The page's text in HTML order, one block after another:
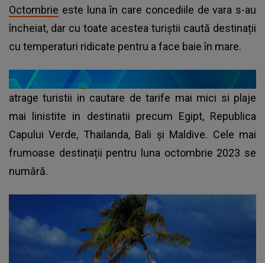
Octombrie este luna în care concediile de vara s-au
încheiat, dar cu toate acestea turiștii caută destinații
cu temperaturi ridicate pentru a face baie în mare.
atrage turistii in cautare de tarife mai mici si plaje
mai linistite in destinatii precum Egipt, Republica
Capului Verde, Thailanda, Bali și Maldive. Cele mai
frumoase destinații pentru luna octombrie 2023 se
numără.